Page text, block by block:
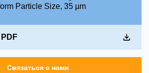
Particle Size, 35 µm
Связаться с нами